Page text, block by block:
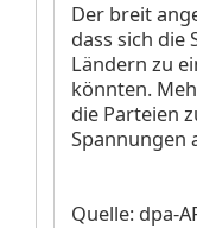
Der breit
dass sich die
Ländern zu
könnten.
die Parteien
Spannungen
Quelle: dpa-